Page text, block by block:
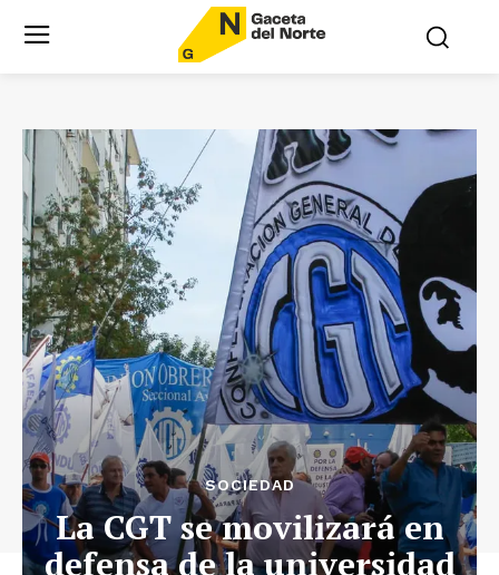
SOCIEDAD
La CGT se movilizará en
defensa de la universidad